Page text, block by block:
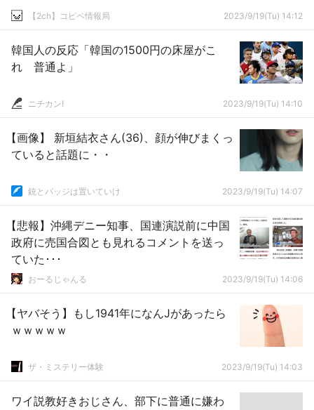
【2ch】コピペ情報局 2023/9/19(Tu) 14:12
韓国人の反応「韓国の1500円の床屋がこ
れ 普通よ」
ニチカン! 2023/9/19(Tu) 14:10
【画像】 新垣結衣さん(36)、顔が伸びまくっ
ていると話題に・・
銃とバッジは置いていけ 2023/9/19(Tu) 14:07
【悲報】沖縄デニー知事、国連演説前に中国
政府に売国合図とも見れるコメントを送っ
ていた･･･
おーるじゃんる 2023/9/19(Tu) 14:06
【ヤバそう】もし1941年になんJがあったら
ｗｗｗｗｗ
ザ・ミステリー体験 2023/9/19(Tu) 14:03
ワイ説教好きおじさん、部下に普通に嫌わ